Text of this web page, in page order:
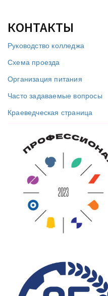
КОНТАКТЫ
Руководство колледжа
Схема проезда
Организация питания
Часто задаваемые вопросы
Краеведческая страница